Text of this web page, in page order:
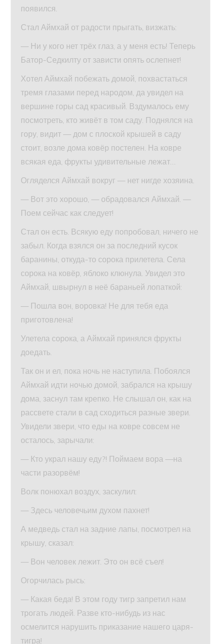
появился.
Стал Аймхай от радости прыгать, визжать:
— Ни у кого нет трёх глаз, а у меня есть! Теперь
Батор-Седкилту от зависти опять ослепнет!
Хотел Аймхай побежать домой, похвастаться
тремя глазами перед народом, да увидел на
вершине горы сад красивый. Вздумалось ему
посмотреть, кто живёт в том саду. Поднялся на
гору, видит — дом с плоской крышей в саду
стоит, возле дома ковёр постелен. На ковре
всякая еда, фрукты удивительные лежат…
Огляделся Аймхай вокруг — нет нигде хозяина.
— Вот это хорошо, — обрадовался Аймхай. —
Поем сейчас как следует!
Стал он есть. Всякую еду попробовал, ничего не
забыл. Когда взялся он за последний кусок
баранины, откуда-то сорока прилетела. Села
сорока на ковёр, яблоко клюнула. Увидел это
Аймхай, швырнул в неё бараньей лопаткой:
— Пошла вон, воровка! Не для тебя еда
приготовлена!
Улетела сорока, а Аймхай принялся фрукты
доедать.
Так он и ел, пока ночь не наступила. Побоялся
Аймхай идти ночью домой, забрался на крышу
дома, заснул там крепко. Не слышал он, как на
рассвете стали в сад сходиться разные звери.
Увидели звери, что еды на ковре совсем не
осталось, зарычали:
— Кто украл нашу еду?! Поймаем вора —на
части разорвём!
Волк понюхал воздух, заскулил:
— Здесь человечьим духом пахнет!
А медведь стал на задние лапы, посмотрел на
крышу, сказал:
— Вон человек лежит. Это он всё съел!
Огорчилась рысь:
— Какая беда! В этом году тигр запретил нам
трогать людей. Разве кто-нибудь из нас
осмелится нарушить приказание нашего царя-
тигра!